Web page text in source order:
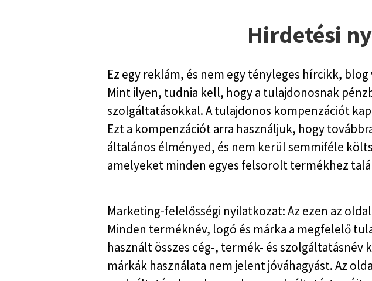
Hirdetési
Ez egy reklám, és nem egy tényleges hírcikk,
Mint ilyen, tudnia kell, hogy a tulajdonosnak
szolgáltatásokkal. A tulajdonos kompenzációt
Ezt a kompenzációt arra használjuk, hogy
általános élményed, és nem kerül semmiféle
amelyeket minden egyes felsorolt termékhez
Marketing-felelősségi nyilatkozat: Az ezen az
Minden terméknév, logó és márka a megfelelő
használt összes cég-, termék- és
márkák használata nem jelent jóváhagyást. Az